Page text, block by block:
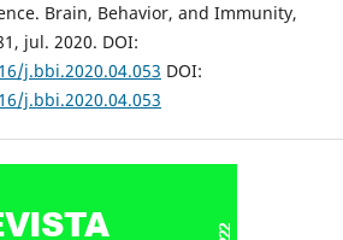
Brain, Behavior, and Immunity,
jul. 2020. DOI:
j.bbi.2020.04.053 DOI:
j.bbi.2020.04.053